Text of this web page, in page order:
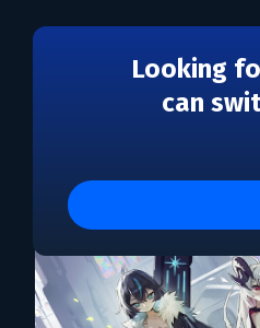
Looking
can
Каталог